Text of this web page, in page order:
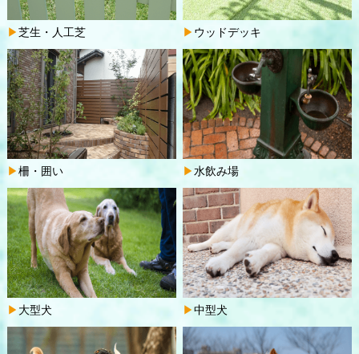
芝生・人工芝 ウッドデッキ
柵・囲い 水飲み場
大型犬 中型犬